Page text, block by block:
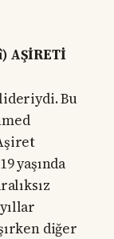
AŞİRETİ
Bu
yaşında
diğer